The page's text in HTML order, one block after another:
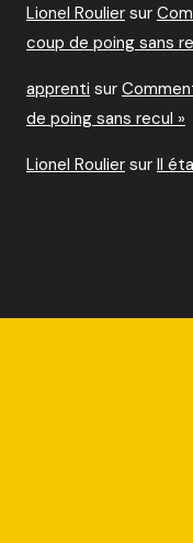
Lionel Roulier sur
coup de poing sans
apprenti sur
de poing sans recul »
Lionel Roulier sur Il